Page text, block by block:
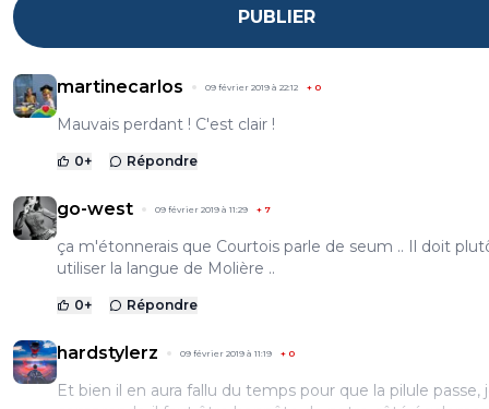
PUBLIER
martinecarlos 09 février 2019 à 22:12 + 0
Mauvais perdant ! C'est clair !
0+ Répondre
go-west 09 février 2019 à 11:29 + 7
ça m'étonnerais que Courtois parle de seum .. Il doit
utiliser la langue de Molière ..
0+ Répondre
hardstylerz 09 février 2019 à 11:19 + 0
Et bien il en aura fallu du temps pour que la pilule passe,